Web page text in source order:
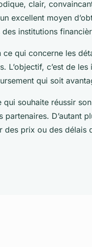
clair,
excellent moyen
institutions
ce qui concerne les
L’objectif, c’est de
qui soit
qui souhaite réussir
D’autant
prix ou des délais